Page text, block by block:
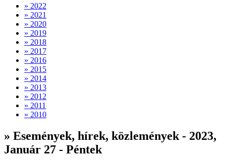
» 2022
» 2021
» 2020
» 2019
» 2018
» 2017
» 2016
» 2015
» 2014
» 2013
» 2012
» 2011
» 2010
» Események, hírek, közlemények - 2023,
Január 27 - Péntek